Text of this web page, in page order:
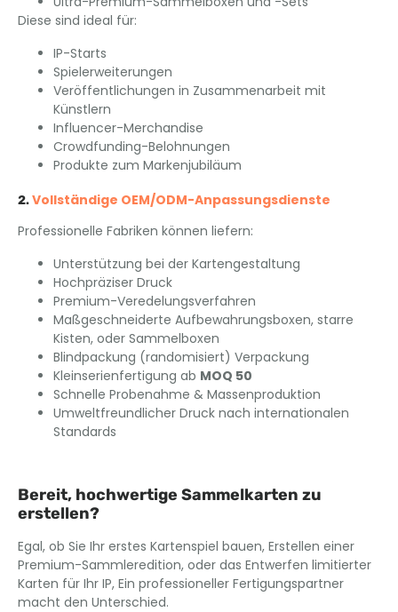
Diese sind ideal für:
IP-Starts
Spielerweiterungen
Veröffentlichungen in Zusammenarbeit mit
Künstlern
Influencer-Merchandise
Crowdfunding-Belohnungen
Produkte zum Markenjubiläum
2.Vollständige OEM/ODM-Anpassungsdienste
Professionelle Fabriken können liefern:
Unterstützung bei der Kartengestaltung
Hochpräziser Druck
Premium-Veredelungsverfahren
Maßgeschneiderte Aufbewahrungsboxen, starre
Kisten, oder Sammelboxen
Blindpackung (randomisiert) Verpackung
Kleinserienfertigung ab MOQ 50
Schnelle Probenahme & Massenproduktion
Umweltfreundlicher Druck nach internationalen
Standards
Bereit, hochwertige Sammelkarten zu
erstellen?
Egal, ob Sie Ihr erstes Kartenspiel bauen, Erstellen einer
Premium-Sammleredition, oder das Entwerfen limitierter
Karten für Ihr IP, Ein professioneller Fertigungspartner
macht den Unterschied.